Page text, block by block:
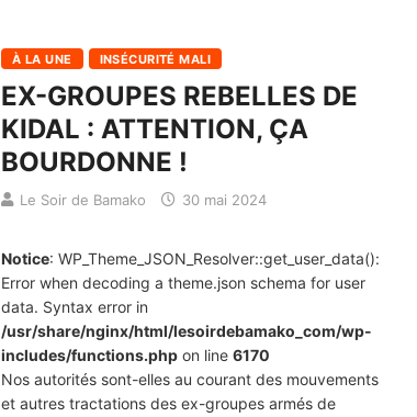
À LA UNE INSÉCURITÉ MALI
EX-GROUPES REBELLES DE
KIDAL : ATTENTION, ÇA
BOURDONNE !
Le Soir de Bamako 30 mai 2024
Notice: WP_Theme_JSON_Resolver::get_user_data():
Error when decoding a theme.json schema for user
data. Syntax error in
/usr/share/nginx/html/lesoirdebamako_com/wp-
includes/functions.php on line 6170
Nos autorités sont-elles au courant des mouvements
et autres tractations des ex-groupes armés de